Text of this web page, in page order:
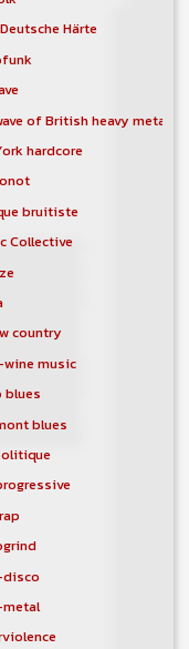
Härte
of British heavy metal
hardcore
bruitiste
Collective
country
music
blues
blues